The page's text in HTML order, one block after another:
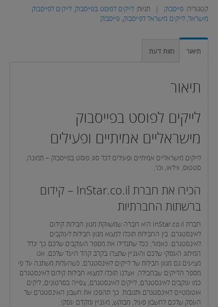
קטגוריה: פייסבוק תגיות: לייקים לפוסט בפייסבוק, לייקים לפייסבוק
מישראל, לייקים מישראל לפייסבוק, פייסבוק
תיאור חוות דעת
תיאור
לייקים לפוסט בפייסבוק
מישראליים אמיתיים ופעילים
לייקים מישראליים אמיתיים ופעילים לכל סוג פוסט בפייסבוק – תמונה,
סטטוס, ווידאו, וכו'.
הכירו את חברת InStar.co.il – קידום
ברשתות החברתיות
חברת InStar.co.il היא חברה שמשווקת מגוון חבילות קידום
לאינסטגרם. בין החבילות תוכלו למצוא מגוון חבילות לעוקבים
לאינסטגרם. כאמור, ככל שתגדילו את מספר העוקבים שלכם כך יגדל
המיתוג העסקי שלכם והעניין שתצרו בקרב קהל היעד שלכם. אנו
מציעים גם מגוון חבילות של לייקים לאינסטגרם, כשהעלות משתנה על פי
מספר הלייקים שבחבילה. אצלנו תוכלו למצוא חבילות קידום לאינסטגרם
כמו עוקבים לאינסטגרם, לייקים לאינסטגרם, צפייה בסרטונים, ליקים
אוטומטיים לאינסטגרם ותגובות. כך תהפכו את חשבון האינסטגרם של
העסק שלכם לחשבון פעיל, מבוקש, מעניין ומקדם עסקי.